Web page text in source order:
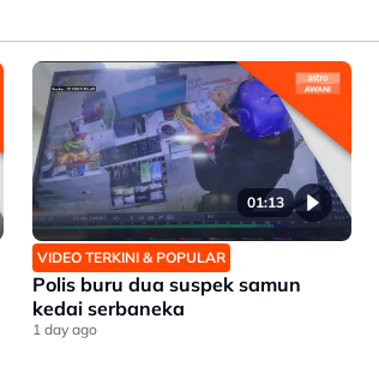
01:13
VIDEO TERKINI & POPULAR
Polis buru dua suspek samun
kedai serbaneka
1 day ago